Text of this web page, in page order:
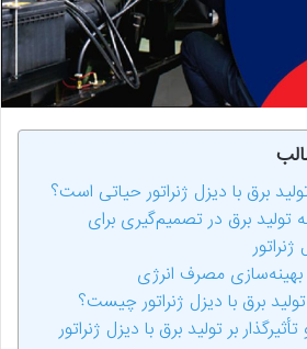
برق با دیزل ژنراتور حیاتی است؟
تولید برق در تصمیم‌گیری برای
مصرف انرژی
برق با دیزل ژنراتور چیست؟
بر تولید برق با دیزل ژنراتور